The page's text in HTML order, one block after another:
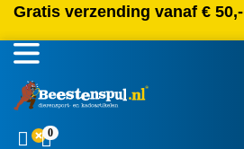
Gratis verzending vanaf € 50,-
0